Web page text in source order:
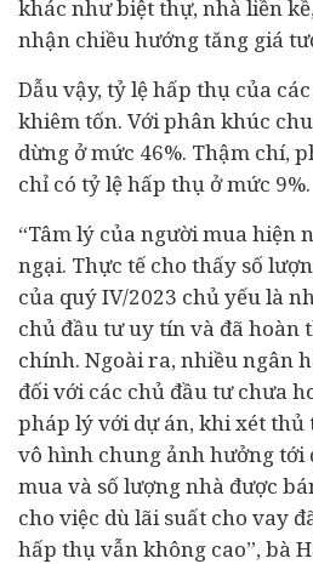
khác như biệt thự, nhà liền
nhận chiều hướng tăng giá
Dẫu vậy, tỷ lệ hấp thụ của
khiêm tốn. Với phân khúc
dừng ở mức 46%. Thậm chí,
chỉ có tỷ lệ hấp thụ ở mức 9%.
“Tâm lý của người mua hiện
ngại. Thực tế cho thấy số
của quý IV/2023 chủ yếu là
chủ đầu tư uy tín và đã hoàn
chính. Ngoài ra, nhiềungân
đối với các chủ đầu tư chưa
pháp lý với dự án, khi xét thủ
vô hình chung ảnh hưởng tới
mua và số lượng nhà được
cho việc dù lãi suất cho vay
hấp thụ vẫn không cao”, bà